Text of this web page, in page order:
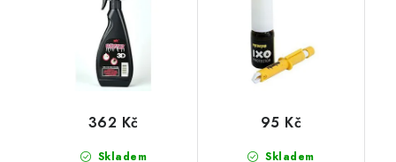
Skladem
362 Kč
Skladem
95 Kč